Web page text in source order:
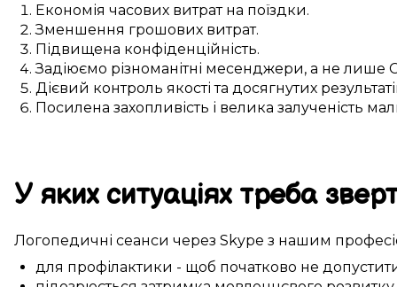
Економія часових витратна поїздки.
Зменшення грошових витрат.
Підвищена конфіденційність.
Задіюємо різноманітні месенджери, а не лише
Дієвий контроль якості та досягнутих
Посилена захопливість і велика залученість
У яких ситуаціях треба
Логопедичні сеанси через Skype з нашим
для профілактики - щоб початково не